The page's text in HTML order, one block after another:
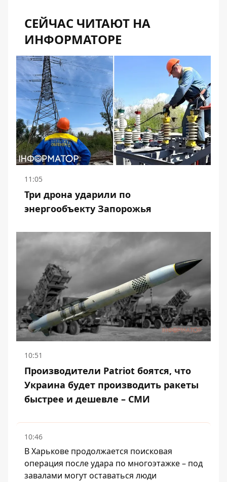
СЕЙЧАС ЧИТАЮТ НА
ИНФОРМАТОРЕ
11:05
Три дрона ударили по
энергообъекту Запорожья
10:51
Производители Patriot боятся, что
Украина будет производить ракеты
быстрее и дешевле – СМИ
10:46
В Харькове продолжается поисковая
операция после удара по многоэтажке – под
завалами могут оставаться люди